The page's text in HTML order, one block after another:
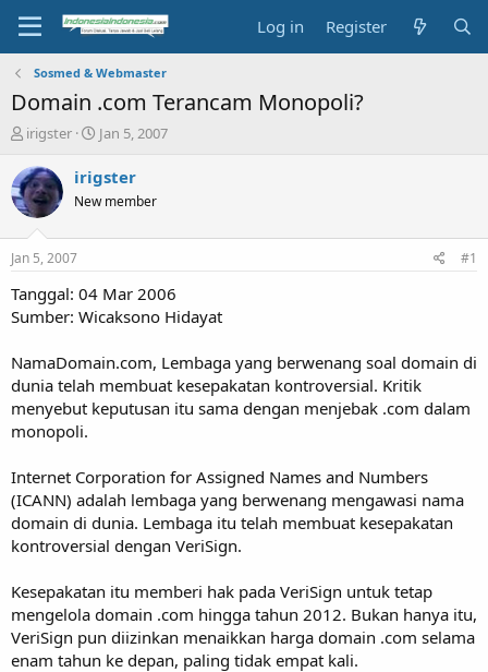
Log in Register
Sosmed & Webmaster
Domain .com Terancam Monopoli?
T
r
e
a
t
a
t
r
irigster
S
a
r
t
e
Jan 5, 2007
irigster
New member
Jan 5, 2007 #1
Tanggal: 04 Mar 2006
Sumber: Wicaksono Hidayat
NamaDomain.com, Lembaga yang berwenang soal domain di
dunia telah membuat kesepakatan kontroversial. Kritik
menyebut keputusan itu sama dengan menjebak .com dalam
monopoli.
Internet Corporation for Assigned Names and Numbers
(ICANN) adalah lembaga yang berwenang mengawasi nama
domain di dunia. Lembaga itu telah membuat kesepakatan
kontroversial dengan VeriSign.
Kesepakatan itu memberi hak pada VeriSign untuk tetap
mengelola domain .com hingga tahun 2012. Bukan hanya itu,
VeriSign pun diizinkan menaikkan harga domain .com selama
enam tahun ke depan, paling tidak empat kali.